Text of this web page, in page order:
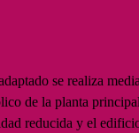
se realiza
de la planta
reducida y el